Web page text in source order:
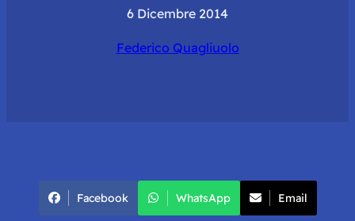
6 Dicembre 2014
Federico Quagliuolo
Facebook WhatsApp Email